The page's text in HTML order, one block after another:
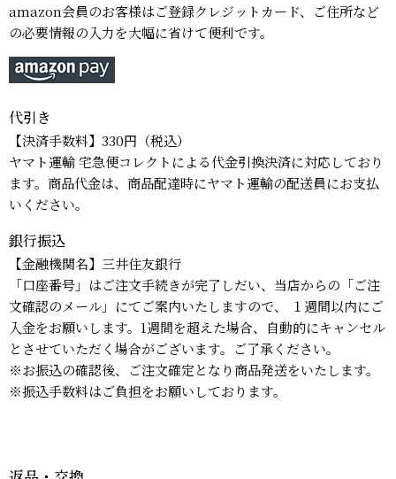
amazon会員のお客様はご登録クレジットカード、ご住所など
の必要情報の入力を大幅に省けて便利です。
代引き
【決済手数料】330円（税込）
ヤマト運輸 宅急便コレクトによる代金引換決済に対応しており
ます。商品代金は、商品配達時にヤマト運輸の配送員にお支払
いください。
銀行振込
【金融機関名】三井住友銀行
「口座番号」はご注文手続きが完了しだい、当店からの「ご注
文確認のメール」にてご案内いたしますので、 １週間以内にご
入金をお願いします。1週間を超えた場合、自動的にキャンセル
とさせていただく場合がございます。ご了承ください。
※お振込の確認後、ご注文確定となり商品発送をいたします。
※振込手数料はご負担をお願いしております。